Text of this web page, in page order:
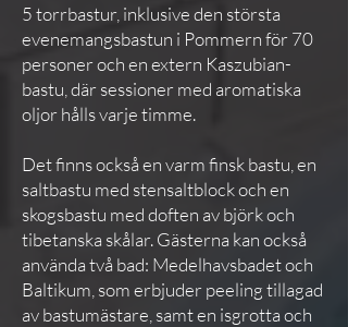
5 torrbastur, inklusive den största
evenemangsbastun i Pommern för 70
personer och en extern Kaszubian-
bastu, där sessioner med aromatiska
oljor hålls varje timme.
Det finns också en varm finsk bastu, en
saltbastu med stensaltblock och en
skogsbastu med doften av björk och
tibetanska skålar. Gästerna kan också
använda två bad: Medelhavsbadet och
Baltikum, som erbjuder peeling tillagad
av bastumästare, samt en isgrotta och